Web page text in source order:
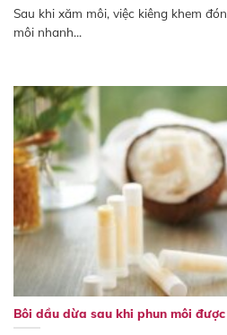
Sau khi xăm môi, việc kiêng khem
môi nhanh...
Bôi dầu dừa sau khi phun môi được